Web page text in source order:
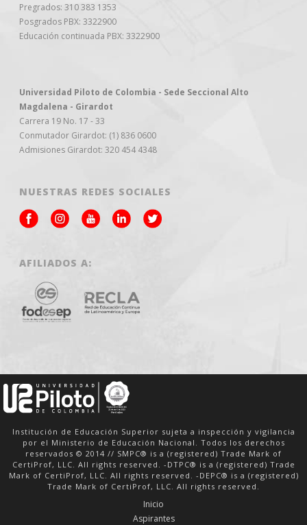
Pregrados: 310 383 1353
Posgrados PBX: 3322900
Educación continuada PBX: 3322900
Universidad Piloto de Colombia - Sede Seccional Alto
Magdalena - Girardot
Carrera 19 No. 17 - 33
Conmutador Girardot: (1) 836 0600
Admisiones Girardot: 320 454 4348
NUESTRAS REDES SOCIALES
AFILIADOS A:
Institución de Educación Superior sujeta a inspección y vigilancia
por el Ministerio de Educación Nacional. Todos los derechos
reservados © 2014 // SMPC® is a (registered) Trade Mark of
CertiProf, LLC. All rights reserved. -DTPC® is a (registered) Trade
Mark of CertiProf, LLC. All rights reserved. -DEPC® is a (registered)
Trade Mark of CertiProf, LLC. All rights reserved.
Inicio
Aspirantes